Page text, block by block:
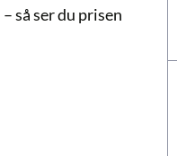
– så ser du prisen